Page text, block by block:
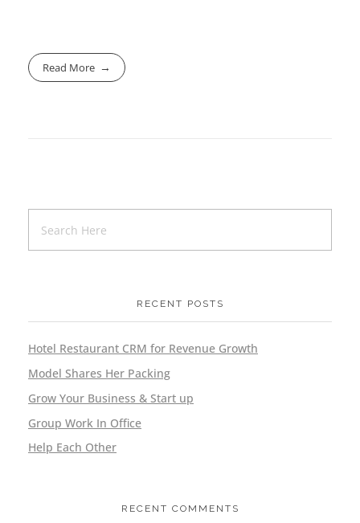
Read More
RECENT POSTS
Hotel Restaurant CRM for Revenue Growth
Model Shares Her Packing
Grow Your Business & Start up
Group Work In Office
Help Each Other
RECENT COMMENTS